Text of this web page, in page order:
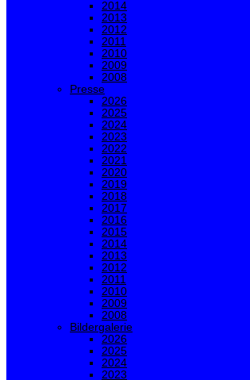
2014
2013
2012
2011
2010
2009
2008
Presse
2026
2025
2024
2023
2022
2021
2020
2019
2018
2017
2016
2015
2014
2013
2012
2011
2010
2009
2008
Bildergalerie
2026
2025
2024
2023